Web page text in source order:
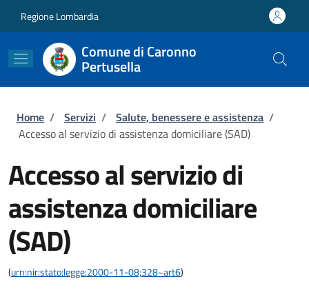
Regione Lombardia
Comune di Caronno
Pertusella
Briciole di pane
Home / Servizi / Salute, benessere e assistenza /
Accesso al servizio di assistenza domiciliare (SAD)
Accesso al servizio di
assistenza domiciliare
(SAD)
(urn:nir:stato:legge:2000-11-08;328~art6)